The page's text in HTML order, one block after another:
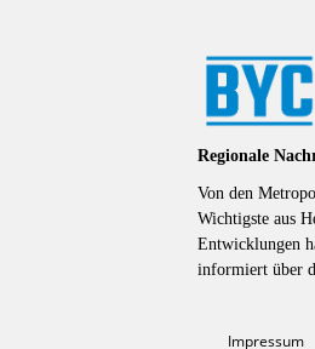
Regionale
Von den
Wichtigste aus
Entwicklungen
informiert über
Impressum